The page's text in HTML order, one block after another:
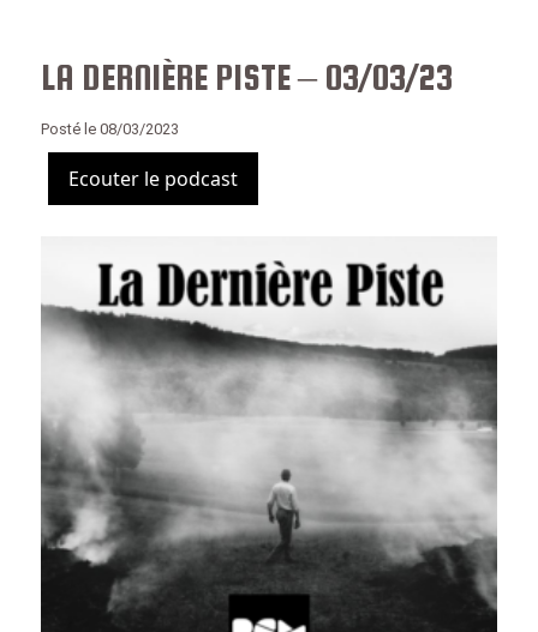
LA DERNIÈRE PISTE – 03/03/23
Posté le 08/03/2023
Ecouter le podcast